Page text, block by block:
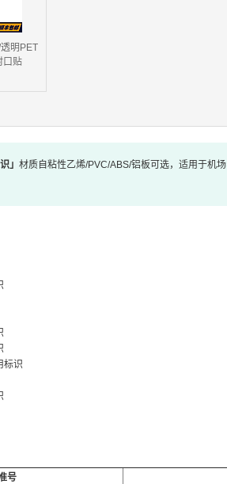
明PET
口贴
」 材质自粘性乙烯/PVC/ABS/铝板可选，适用于机
标识
号